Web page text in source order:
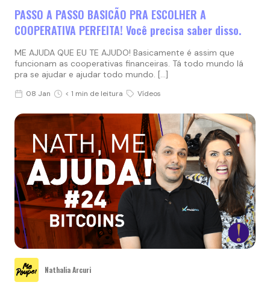
PASSO A PASSO BASICÃO PRA ESCOLHER A
COOPERATIVA PERFEITA! Você precisa saber disso.
ME AJUDA QUE EU TE AJUDO! Basicamente é assim que
funcionam as cooperativas financeiras. Tá todo mundo lá
pra se ajudar e ajudar todo mundo. […]
08 Jan < 1 min de leitura Vídeos
Nathalia Arcuri